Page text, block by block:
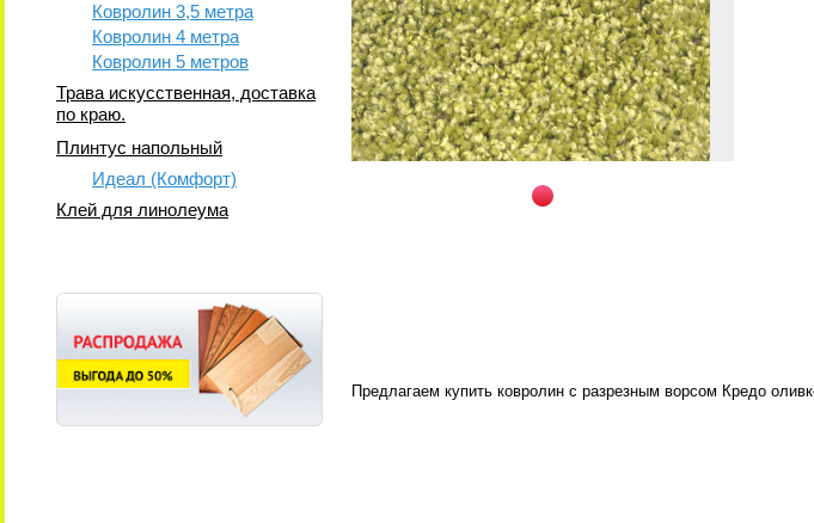
Ковролин 3,5 метра
Ковролин 4 метра
Ковролин 5 метров
Трава искусственная, доставка
по краю.
Плинтус напольный
Идеал (Комфорт)
Клей для линолеума
Предлагаем купить ковролин с разрезным ворсом Кредо